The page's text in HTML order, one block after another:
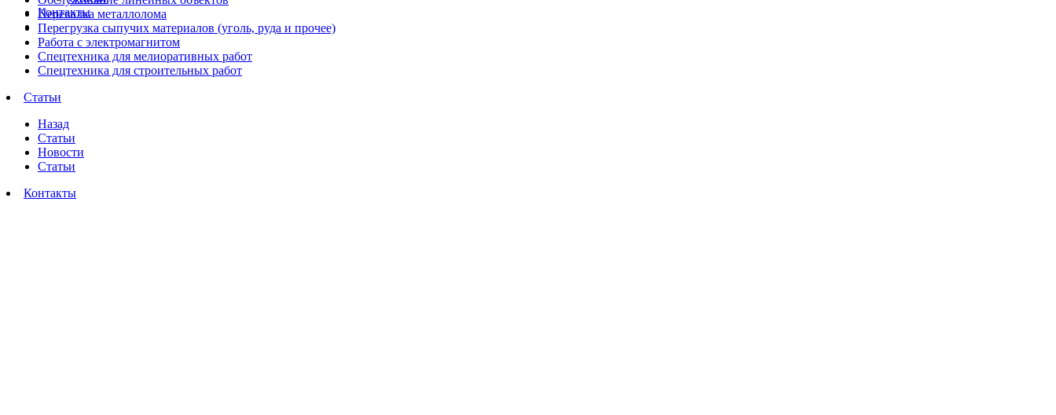
Контакты
Перевалка металлолома
Перегрузка сыпучих материалов (уголь, руда и прочее)
Работа с электромагнитом
Спецтехника для мелиоративных работ
Спецтехника для строительных работ
Статьи
Назад
Статьи
Новости
Статьи
Контакты